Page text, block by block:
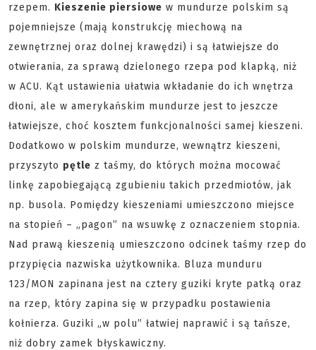
rzepem. Kieszenie piersiowe w mundurze polskim są
pojemniejsze (mają konstrukcję miechową na
zewnętrznej oraz dolnej krawędzi) i są łatwiejsze do
otwierania, za sprawą dzielonego rzepa pod klapką, niż
w ACU. Kąt ustawienia ułatwia wkładanie do ich wnętrza
dłoni, ale w amerykańskim mundurze jest to jeszcze
łatwiejsze, choć kosztem funkcjonalności samej kieszeni.
Dodatkowo w polskim mundurze, wewnątrz kieszeni,
przyszyto pętle z taśmy, do których można mocować
linkę zapobiegającą zgubieniu takich przedmiotów, jak
np. busola. Pomiędzy kieszeniami umieszczono miejsce
na stopień – „pagon” na wsuwkę z oznaczeniem stopnia.
Nad prawą kieszenią umieszczono odcinek taśmy rzep do
przypięcia nazwiska użytkownika. Bluza munduru
123/MON zapinana jest na cztery guziki kryte patką oraz
na rzep, który zapina się w przypadku postawienia
kołnierza. Guziki „w polu” łatwiej naprawić i są tańsze,
niż dobry zamek błyskawiczny.